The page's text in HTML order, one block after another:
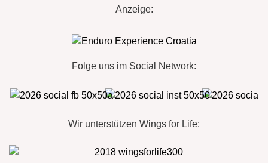
Anzeige:
Folge uns im Social Network:
Wir unterstützen Wings for Life: